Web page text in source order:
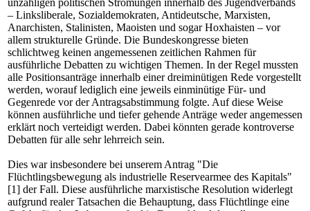
unzähligen politischen Strömungen innerhalb des Jugendverbands
– Linksliberale, Sozialdemokraten, Antideutsche, Marxisten,
Anarchisten, Stalinisten, Maoisten und sogar Hoxhaisten – vor
allem strukturelle Gründe. Die Bundeskongresse bieten
schlichtweg keinen angemessenen zeitlichen Rahmen für
ausführliche Debatten zu wichtigen Themen. In der Regel mussten
alle Positionsanträge innerhalb einer dreiminütigen Rede vorgestellt
werden, worauf lediglich eine jeweils einminütige Für- und
Gegenrede vor der Antragsabstimmung folgte. Auf diese Weise
können ausführliche und tiefer gehende Anträge weder angemessen
erklärt noch verteidigt werden. Dabei könnten gerade kontroverse
Debatten für alle sehr lehrreich sein.
Dies war insbesondere bei unserem Antrag "Die
Flüchtlingsbewegung als industrielle Reservearmee des Kapitals"
[1] der Fall. Diese ausführliche marxistische Resolution widerlegt
aufgrund realer Tatsachen die Behauptung, dass Flüchtlinge eine